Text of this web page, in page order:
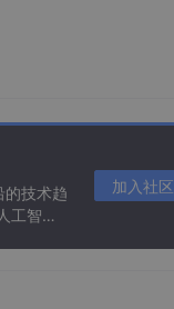
的技术趋
工智能
加入社区